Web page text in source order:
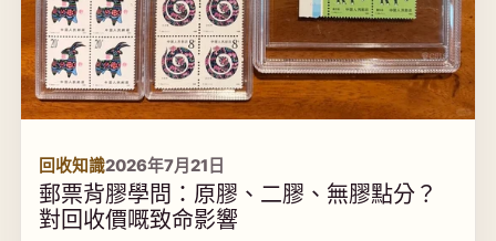
回收知識2026年7月21日
郵票背膠學問：原膠、二膠、無膠點分？
對回收價嘅致命影響